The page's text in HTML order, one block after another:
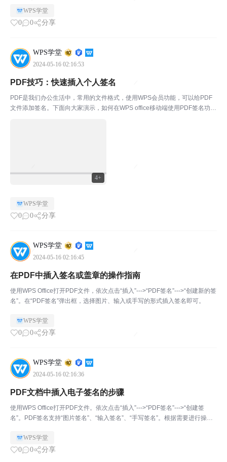
WPS学堂
0 0 分享
WPS学堂
2024-05-16 02:16:53
4+
PDF技巧：快速插入个人签名
PDF是我们办公生活中，常用的文件格式，使用WPS会员功能，可以给PDF
文件添加签名。下面向大家演示，如何在WPS office移动端使用PDF签名功
WPS学堂
0 0 分享
WPS学堂
2024-05-16 02:16:45
在PDF中插入签名或盖章的操作指南
使用WPS Office打开PDF文件，依次点击“插入”--->“PDF签名”--->“创建新的签
名”。在“PDF签名”弹出框，选择图片、输入或手写的形式插入签名即可。
WPS学堂
0 0 分享
WPS学堂
2024-05-16 02:16:36
PDF文档中插入电子签名的步骤
使用WPS Office打开PDF文件。依次点击“插入”--->“PDF签名”--->“创建签
名”。PDF签名支持“图片签名”、“输入签名”、“手写签名”。根据需要进行操
WPS学堂
0 0 分享